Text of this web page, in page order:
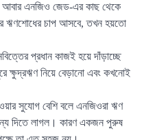
এনজিও জেড-এর কাছ থেকে
ঋণশোধের চাপ আসবে, তখন হয়তো
প্রধান কাজই হয়ে দাঁড়াচ্ছে
নিয়ে বেড়ানো এবং কখনোই
সুযোগ বেশি বলে এনজিওরা ঋণ
দিতে লাগল। কারণ একজন পুরুষ